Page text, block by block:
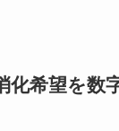
化希望を数